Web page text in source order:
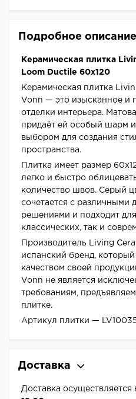
Подробное описание
Керамическая плитка
Loom Ductile 60x120
Керамическая плитка
Vonn — это изысканное и
отделки интерьера.
придаёт ей особый шарм
выбором для создания
пространства.
Плитка имеет размер
легко и быстро
количество швов. Серый
сочетается с различными
решениями и подходит
классических, так и
Производитель Living
испанский бренд,
качеством своей
Vonn не является
требованиям,
плитке.
Артикул плитки —
Доставка
Доставка осуществляется